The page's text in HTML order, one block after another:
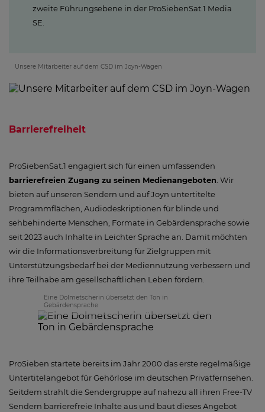
zweite Führungsebene in der ProSiebenSat.1 Media
SE.
Unsere Mitarbeiter auf dem CSD im Joyn-Wagen
Barrierefreiheit
ProSiebenSat.1 engagiert sich für einen umfassenden
barrierefreien Zugang zu seinen Medienangeboten. Wir
bieten auf unseren Sendern und auf Joyn untertitelte
Programmflächen, Audiodeskriptionen für blinde und
sehbehinderte Menschen, Formate in Gebärdensprache sowie
seit 2023 auch Inhalte in Leichter Sprache an. Damit möchten
wir die Informationsverbreitung für Zielgruppen mit
Unterstützungsbedarf bei der Mediennutzung verbessern und
ihre Teilhabe am gesellschaftlichen Leben fördern.
Eine Dolmetscherin übersetzt den Ton in
Gebärdensprache
ProSieben startete bereits im Jahr 2000 das erste regelmäßige
Untertitelangebot für Gehörlose im deutschen Privatfernsehen.
Seitdem strahlt die Sendergruppe auf nahezu all ihren Free-TV
Sendern barrierefreie Inhalte aus und baut dieses Angebot